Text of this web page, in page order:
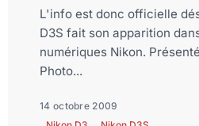
L'info est donc officielle
D3S fait son apparition
numériques Nikon.
Photo...
14 octobre 2009